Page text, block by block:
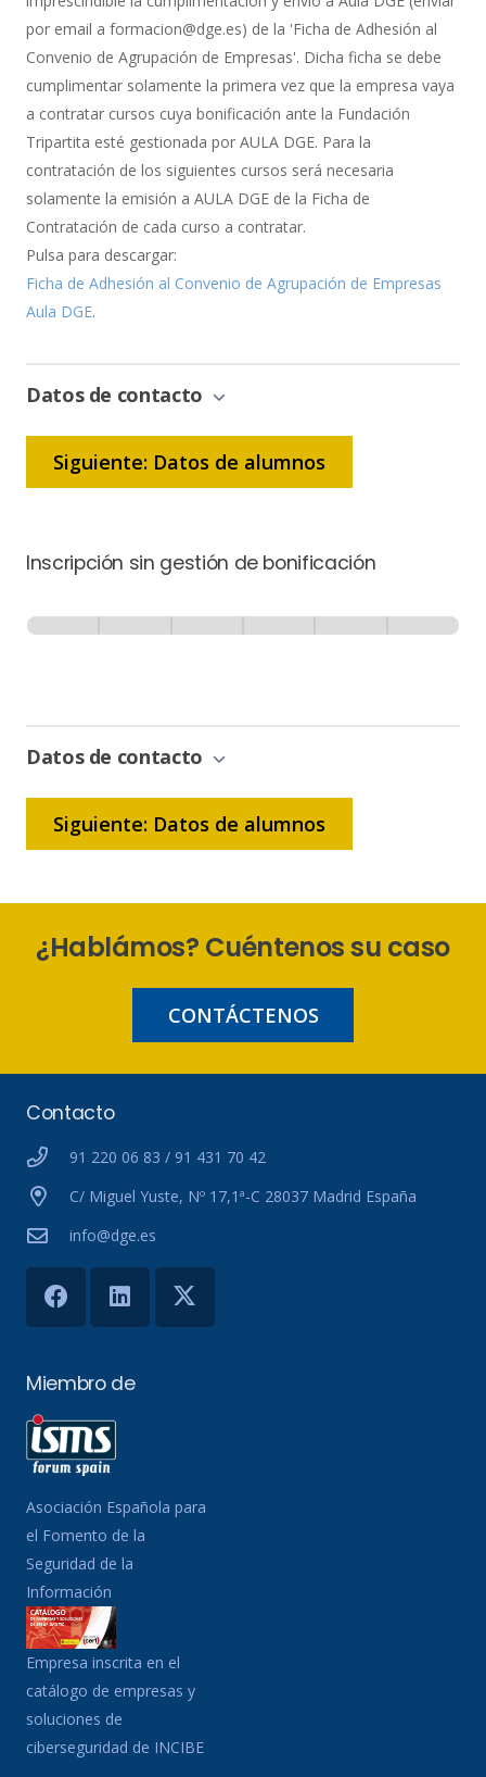
por email a formacion@dge.es) de la 'Ficha de Adhesión al
Convenio de Agrupación de Empresas'. Dicha ficha se debe
cumplimentar solamente la primera vez que la empresa vaya
a contratar cursos cuya bonificación ante la Fundación
Tripartita esté gestionada por AULA DGE. Para la
contratación de los siguientes cursos será necesaria
solamente la emisión a AULA DGE de la Ficha de
Contratación de cada curso a contratar.
Pulsa para descargar:
Ficha de Adhesión al Convenio de Agrupación de Empresas
Aula DGE.
Datos de contacto
Siguiente: Datos de alumnos
Inscripción sin gestión de bonificación
-
Bonificación
Datos de contacto
Siguiente: Datos de alumnos
¿Hablámos? Cuéntenos su caso
CONTÁCTENOS
Contacto
91 220 06 83 / 91 431 70 42
C/ Miguel Yuste, Nº 17,1ª-C 28037 Madrid España
info@dge.es
Miembro de
Asociación Española para
el Fomento de la
Seguridad de la
Información
Empresa inscrita en el
catálogo de empresas y
soluciones de
ciberseguridad de INCIBE